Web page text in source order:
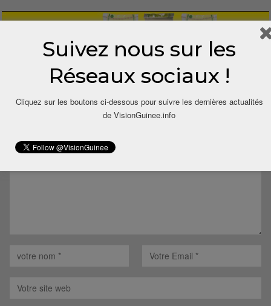
Votre adresse email ne sera pas publiée.
Suivez nous sur les
Réseaux sociaux !
Cliquez sur les boutons ci-dessous pour suivre les dernières actualités
de VisionGuinee.info